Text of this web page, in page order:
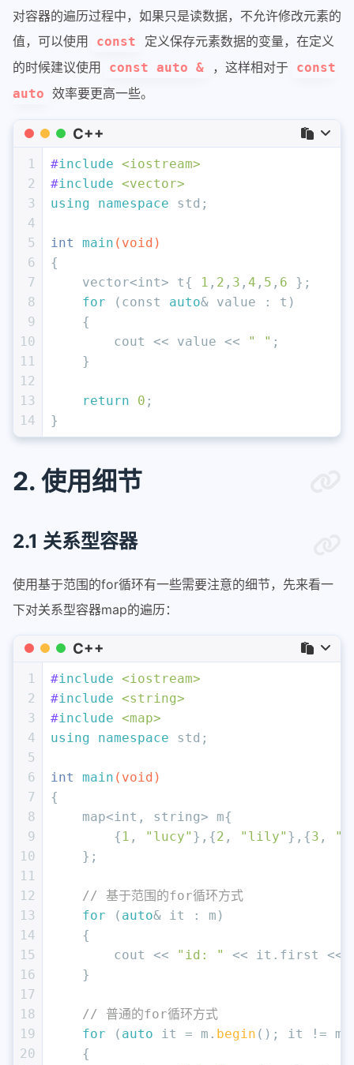
对容器的遍历过程中，如果只是读数据，不允许修改元素的
值，可以使用
const
定义保存元素数据的变量，在定义
的时候建议使用
const auto & ，这样相对于 const
auto
效率要更高一些。
C++
1
2
3
4
5
6
7
8
9
10
11
12
13
14
#include <iostream>
#include <vector>
using
namespace std;
int main ( void )
{
    vector<
int> t{ 1 , 2 , 3 , 4 , 5 , 6 };
for ( const auto& value : t)
    {
        cout << value <<
" " ;
    }
return 0 ;
}
2. 使用细节
2.1 关系型容器
使用基于范围的for循环有一些需要注意的细节，先来看一
下对关系型容器map的遍历：
C++
1
2
3
4
5
6
7
8
9
10
11
12
13
14
15
16
17
18
19
20
#include <iostream>
#include <string>
#include <map>
using
namespace std;
int main ( void )
{
    map<
int , string> m{
        {
1 , "lucy" },{2 , "lily" },{3 ,
    };
// 基于范围的for循环方式
for ( auto& it : m)
    {
        cout <<
"id: " << it.first <<
    }
// 普通的for循环方式
for ( auto it = m. begin (); it != m.
    {